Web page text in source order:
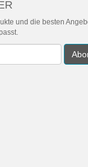
und die besten